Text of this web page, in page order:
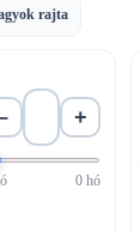
rajta
+
0 hó